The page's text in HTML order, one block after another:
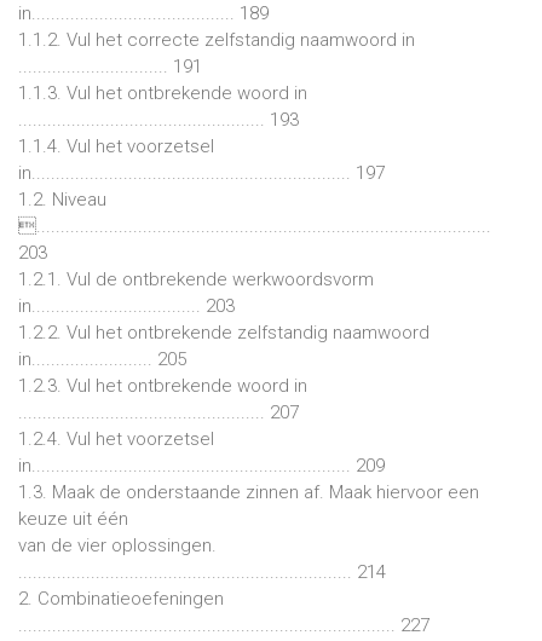
in.......................................... 189
1.1.2. Vul het correcte zelfstandig naamwoord in
............................... 191
1.1.3. Vul het ontbrekende woord in
................................................... 193
1.1.4. Vul het voorzetsel
in.................................................................. 197
1.2. Niveau
..............................................................................................
203
1.2.1. Vul de ontbrekende werkwoordsvorm
in................................... 203
1.2.2. Vul het ontbrekende zelfstandig naamwoord
in......................... 205
1.2.3. Vul het ontbrekende woord in
................................................... 207
1.2.4. Vul het voorzetsel
in.................................................................. 209
1.3. Maak de onderstaande zinnen af. Maak hiervoor een
keuze uit één
van de vier oplossingen.
..................................................................... 214
2. Combinatieoefeningen
.............................................................................. 227